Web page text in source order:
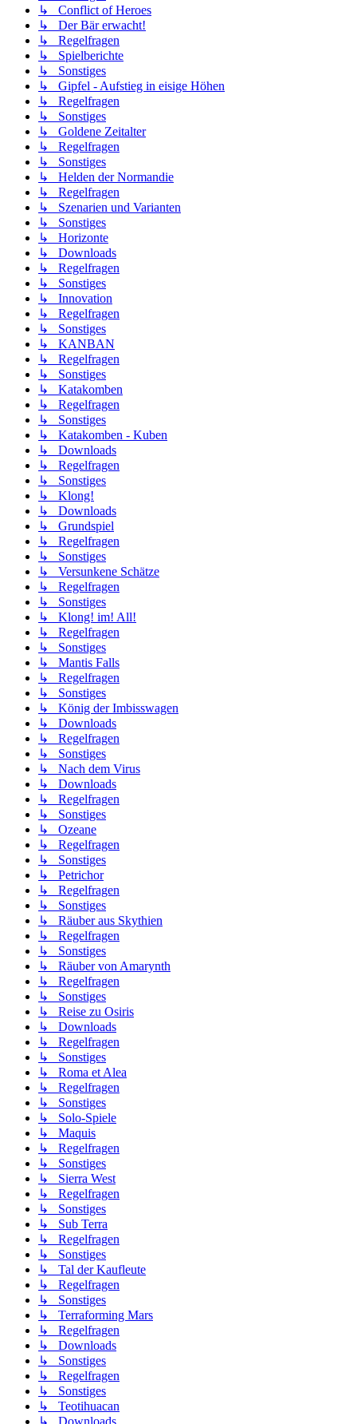
↳ Conflict of Heroes
↳ Der Bär erwacht!
↳ Regelfragen
↳ Spielberichte
↳ Sonstiges
↳ Gipfel - Aufstieg in eisige Höhen
↳ Regelfragen
↳ Sonstiges
↳ Goldene Zeitalter
↳ Regelfragen
↳ Sonstiges
↳ Helden der Normandie
↳ Regelfragen
↳ Szenarien und Varianten
↳ Sonstiges
↳ Horizonte
↳ Downloads
↳ Regelfragen
↳ Sonstiges
↳ Innovation
↳ Regelfragen
↳ Sonstiges
↳ KANBAN
↳ Regelfragen
↳ Sonstiges
↳ Katakomben
↳ Regelfragen
↳ Sonstiges
↳ Katakomben - Kuben
↳ Downloads
↳ Regelfragen
↳ Sonstiges
↳ Klong!
↳ Downloads
↳ Grundspiel
↳ Regelfragen
↳ Sonstiges
↳ Versunkene Schätze
↳ Regelfragen
↳ Sonstiges
↳ Klong! im! All!
↳ Regelfragen
↳ Sonstiges
↳ Mantis Falls
↳ Regelfragen
↳ Sonstiges
↳ König der Imbisswagen
↳ Downloads
↳ Regelfragen
↳ Sonstiges
↳ Nach dem Virus
↳ Downloads
↳ Regelfragen
↳ Sonstiges
↳ Ozeane
↳ Regelfragen
↳ Sonstiges
↳ Petrichor
↳ Regelfragen
↳ Sonstiges
↳ Räuber aus Skythien
↳ Regelfragen
↳ Sonstiges
↳ Räuber von Amarynth
↳ Regelfragen
↳ Sonstiges
↳ Reise zu Osiris
↳ Downloads
↳ Regelfragen
↳ Sonstiges
↳ Roma et Alea
↳ Regelfragen
↳ Sonstiges
↳ Solo-Spiele
↳ Maquis
↳ Regelfragen
↳ Sonstiges
↳ Sierra West
↳ Regelfragen
↳ Sonstiges
↳ Sub Terra
↳ Regelfragen
↳ Sonstiges
↳ Tal der Kaufleute
↳ Regelfragen
↳ Sonstiges
↳ Terraforming Mars
↳ Regelfragen
↳ Downloads
↳ Sonstiges
↳ Regelfragen
↳ Sonstiges
↳ Teotihuacan